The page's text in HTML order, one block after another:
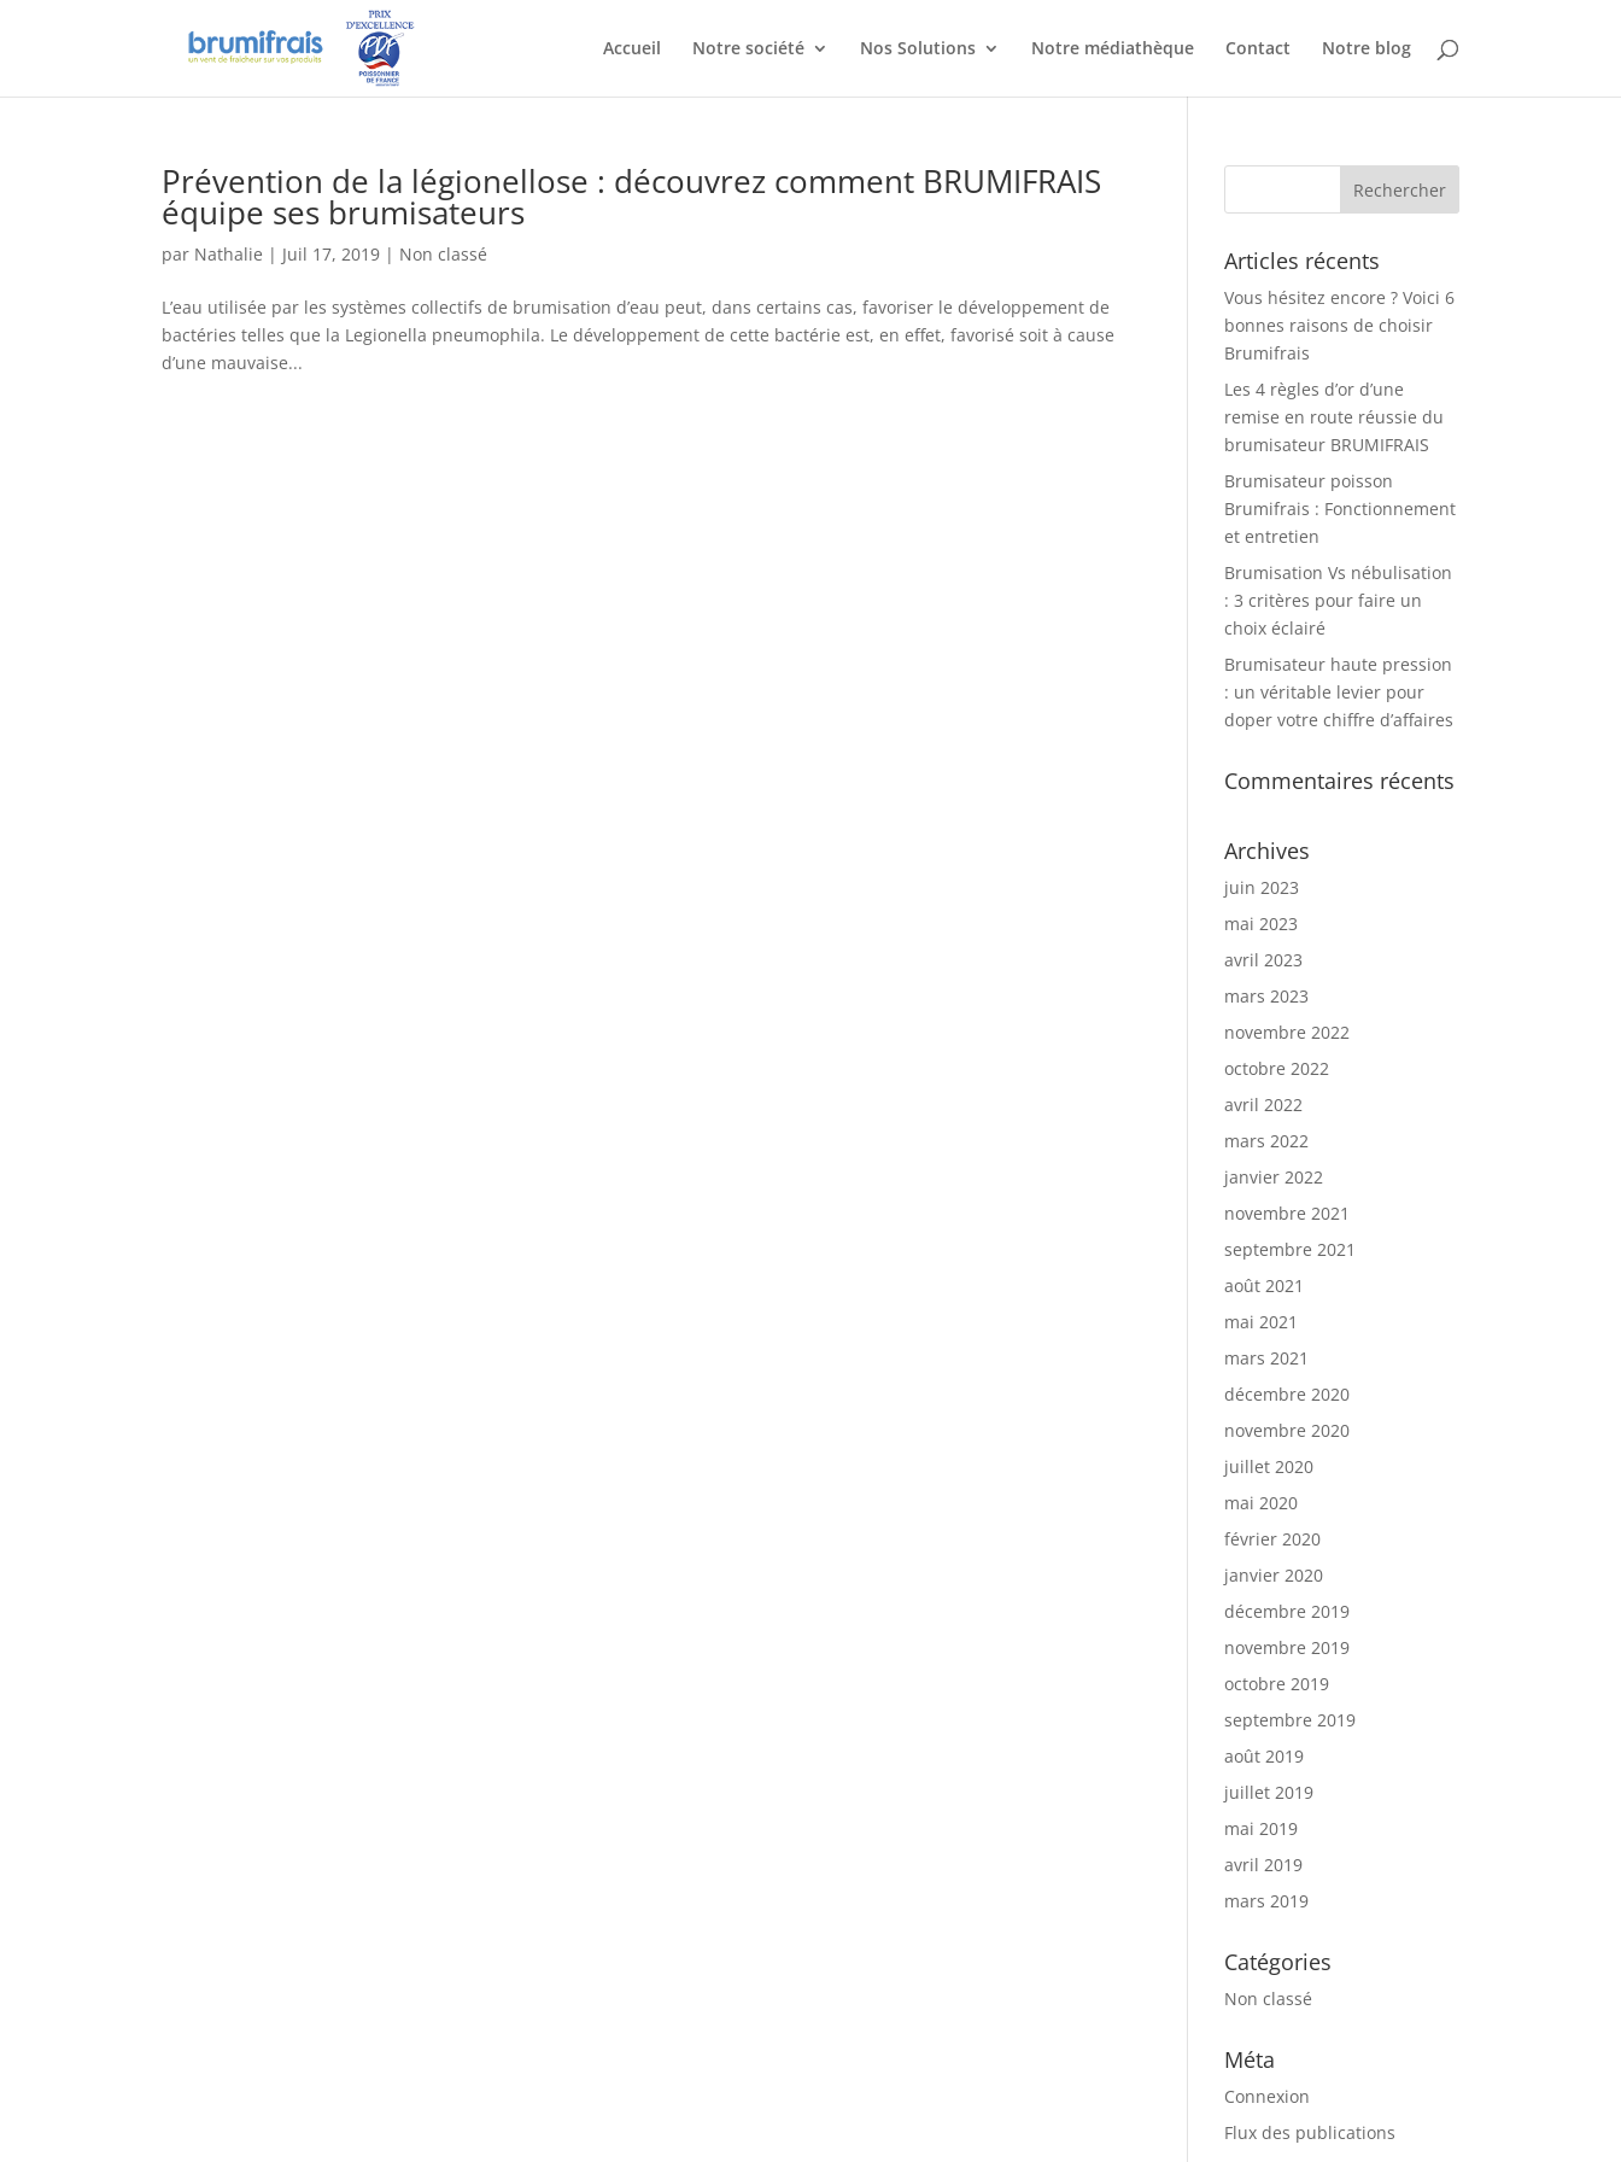
Accueil Notre société Nos Solutions Notre médiathèque Contact Notre blog
Prévention de la légionellose : découvrez comment BRUMIFRAIS
équipe ses brumisateurs
par Nathalie | Juil 17, 2019 | Non classé
L’eau utilisée par les systèmes collectifs de brumisation d’eau peut, dans certains cas, favoriser le développement de
bactéries telles que la Legionella pneumophila. Le développement de cette bactérie est, en effet, favorisé soit à cause
d’une mauvaise...
Articles récents
Vous hésitez encore ? Voici 6
bonnes raisons de choisir
Brumifrais
Les 4 règles d’or d’une
remise en route réussie du
brumisateur BRUMIFRAIS
Brumisateur poisson
Brumifrais : Fonctionnement
et entretien
Brumisation Vs nébulisation
: 3 critères pour faire un
choix éclairé
Brumisateur haute pression
: un véritable levier pour
doper votre chiffre d’affaires
Commentaires récents
Archives
juin 2023
mai 2023
avril 2023
mars 2023
novembre 2022
octobre 2022
avril 2022
mars 2022
janvier 2022
novembre 2021
septembre 2021
août 2021
mai 2021
mars 2021
décembre 2020
novembre 2020
juillet 2020
mai 2020
février 2020
janvier 2020
décembre 2019
novembre 2019
octobre 2019
septembre 2019
août 2019
juillet 2019
mai 2019
avril 2019
mars 2019
Catégories
Non classé
Méta
Connexion
Flux des publications